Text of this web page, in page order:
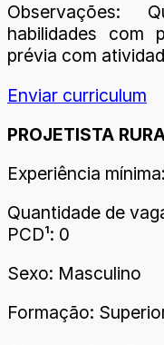
Observações:
habilidades com
prévia com
Enviar curriculum
PROJETISTA
Experiência
Quantidade de
PCD¹: 0
Sexo: Masculino
Formação: